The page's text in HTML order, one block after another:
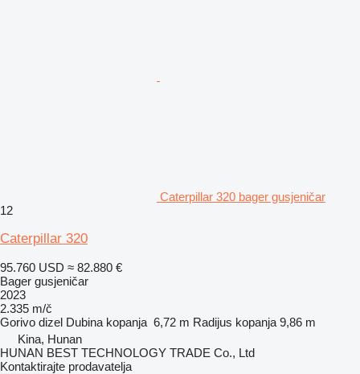
Caterpillar 320 bager gusjeničar
12
Caterpillar 320
95.760 USD ≈ 82.880 €
Bager gusjeničar
2023
2.335 m/č
Gorivo dizel Dubina kopanja 6,72 m Radijus kopanja 9,86 m
Kina, Hunan
HUNAN BEST TECHNOLOGY TRADE Co., Ltd
Kontaktirajte prodavatelja